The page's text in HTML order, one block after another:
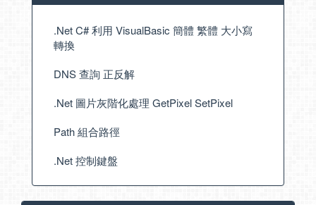
.Net C# 利用 VisualBasic 簡體 繁體 大小寫
轉換
DNS 查詢 正反解
.Net 圖片灰階化處理 GetPixel SetPixel
Path 組合路徑
.Net 控制鍵盤